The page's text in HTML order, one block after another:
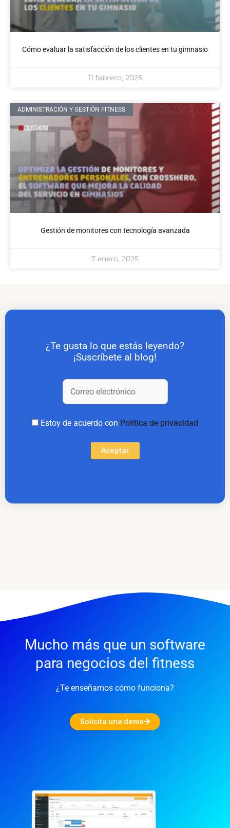
Cómo evaluar la satisfacción de los clientes en tu gimnasio
11 febrero, 2025
ADMINISTRACIÓN Y GESTIÓN FITNESS
Gestión de monitores con tecnología avanzada
7 enero, 2025
¿Te gusta lo que estás leyendo?
¡Suscríbete al blog!
Estoy de acuerdo con Política de privacidad
Aceptar
Mucho más que un software
para negocios del fitness
¿Te enseñamos cómo funciona?
Solicita una demo